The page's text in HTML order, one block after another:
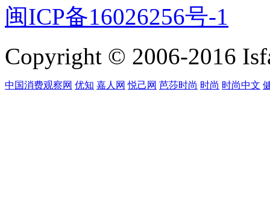
闽ICP备16026256号-1
Copyright © 2006-2016
中国消费观察网 优知 嘉人网 悦己网 芭莎时尚 时尚 时尚中文